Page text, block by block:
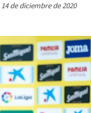
14 de diciembre de 2020